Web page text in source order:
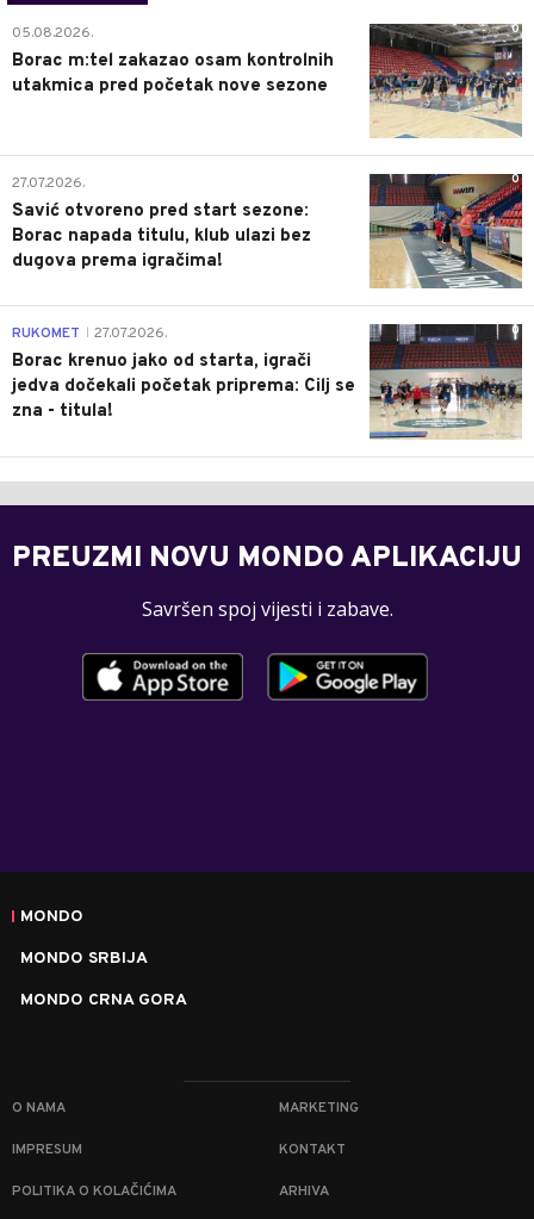
0
05.08.2026.
Borac m:tel zakazao osam kontrolnih
utakmica pred početak nove sezone
0
27.07.2026.
Savić otvoreno pred start sezone:
Borac napada titulu, klub ulazi bez
dugova prema igračima!
0
RUKOMET 27.07.2026.
Borac krenuo jako od starta, igrači
jedva dočekali početak priprema: Cilj se
zna - titula!
PREUZMI NOVU MONDO APLIKACIJU
Savršen spoj vijesti i zabave.
MONDO
MONDO SRBIJA
MONDO CRNA GORA
O NAMA MARKETING
IMPRESUM KONTAKT
POLITIKA O KOLAČIĆIMA ARHIVA